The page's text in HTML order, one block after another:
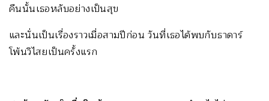
คืนนั้นเธอหลับอย่างเป็นสุข
และนั่นเป็นเรื่องราวเมื่อสามปีก่อน วันที่เธอได้พบกับธาดาร์
โพ้นวิไสยเป็นครั้งแรก